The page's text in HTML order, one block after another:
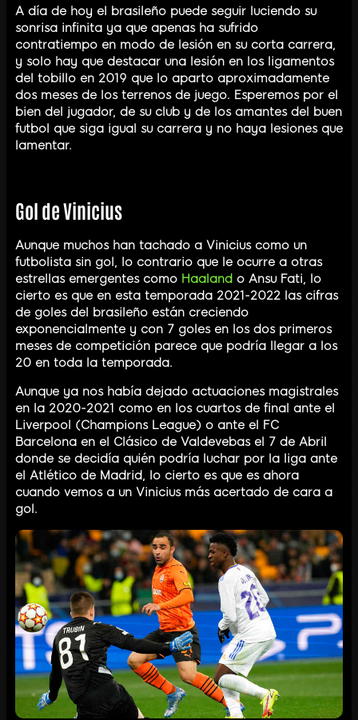
A día de hoy el brasileño puede seguir luciendo su
sonrisa infinita ya que apenas ha sufrido
contratiempo en modo de lesión en su corta carrera,
y solo hay que destacar una lesión en los ligamentos
del tobillo en 2019 que lo aparto aproximadamente
dos meses de los terrenos de juego. Esperemos por el
bien del jugador, de su club y de los amantes del buen
futbol que siga igual su carrera y no haya lesiones que
lamentar.
Gol de Vinicius
Aunque muchos han tachado a Vinicius como un
futbolista sin gol, lo contrario que le ocurre a otras
estrellas emergentes como Haaland o Ansu Fati, lo
cierto es que en esta temporada 2021-2022 las cifras
de goles del brasileño están creciendo
exponencialmente y con 7 goles en los dos primeros
meses de competición parece que podría llegar a los
20 en toda la temporada.
Aunque ya nos había dejado actuaciones magistrales
en la 2020-2021 como en los cuartos de final ante el
Liverpool (Champions League) o ante el FC
Barcelona en el Clásico de Valdevebas el 7 de Abril
donde se decidía quién podría luchar por la liga ante
el Atlético de Madrid, lo cierto es que es ahora
cuando vemos a un Vinicius más acertado de cara a
gol.